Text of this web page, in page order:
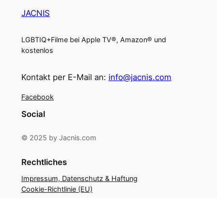
JACNIS
LGBTIQ+Filme bei Apple TV®, Amazon® und
kostenlos
Kontakt per E-Mail an: info@jacnis.com
Facebook
Social
© 2025 by Jacnis.com
Rechtliches
Impressum, Datenschutz & Haftung
Cookie-Richtlinie (EU)